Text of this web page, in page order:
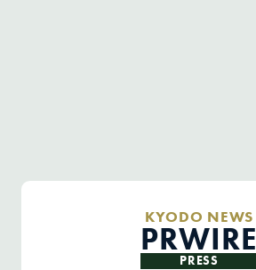
KYODO NEWS
PRWIRE
PRESS